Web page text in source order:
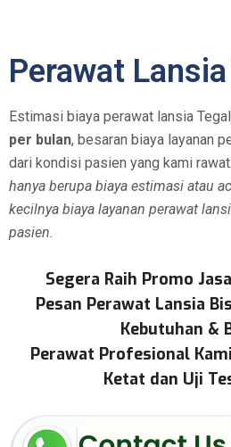
Perawat Lansia
Estimasi biaya perawat lansia Tegal
per bulan, besaran biaya layanan
dari kondisi pasien yang kami rawat.
hanya berupa biaya estimasi atau
kecilnya biaya layanan perawat
pasien.
Segera Raih Promo
Pesan Perawat Lansia
Kebutuhan &
Perawat Profesional
Ketat dan Uji